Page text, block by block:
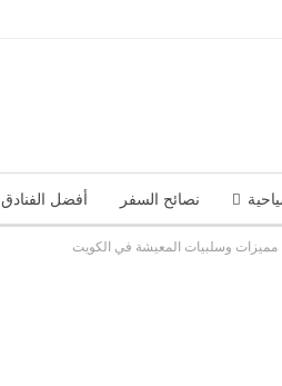
نصائح السفر أفضل الفنادق
مميزات وسلبيات المعيشة في الكويت